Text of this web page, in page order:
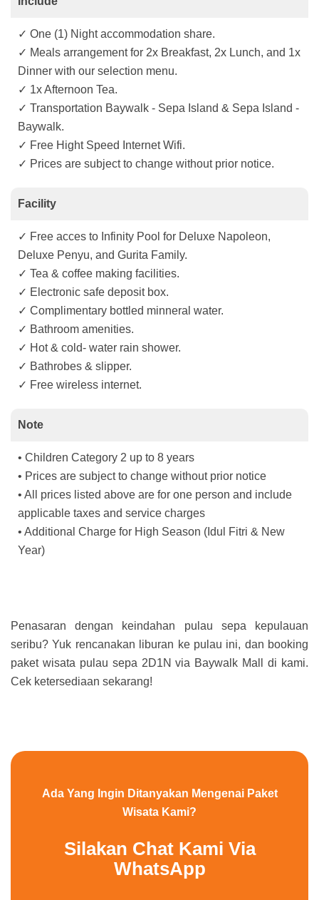
✓ One (1) Night accommodation share.
✓ Meals arrangement for 2x Breakfast, 2x Lunch, and 1x
Dinner with our selection menu.
✓ 1x Afternoon Tea.
✓ Transportation Baywalk - Sepa Island & Sepa Island -
Baywalk.
✓ Free Hight Speed Internet Wifi.
✓ Prices are subject to change without prior notice.
Facility
✓ Free acces to Infinity Pool for Deluxe Napoleon,
Deluxe Penyu, and Gurita Family.
✓ Tea & coffee making facilities.
✓ Electronic safe deposit box.
✓ Complimentary bottled minneral water.
✓ Bathroom amenities.
✓ Hot & cold- water rain shower.
✓ Bathrobes & slipper.
✓ Free wireless internet.
Note
• Children Category 2 up to 8 years
• Prices are subject to change without prior notice
• All prices listed above are for one person and include
applicable taxes and service charges
• Additional Charge for High Season (Idul Fitri & New
Year)
Penasaran dengan keindahan pulau sepa kepulauan
seribu? Yuk rencanakan liburan ke pulau ini, dan booking
paket wisata pulau sepa 2D1N via Baywalk Mall di kami.
Cek ketersediaan sekarang!
Ada Yang Ingin Ditanyakan Mengenai Paket
Wisata Kami?
Silakan Chat Kami Via
WhatsApp